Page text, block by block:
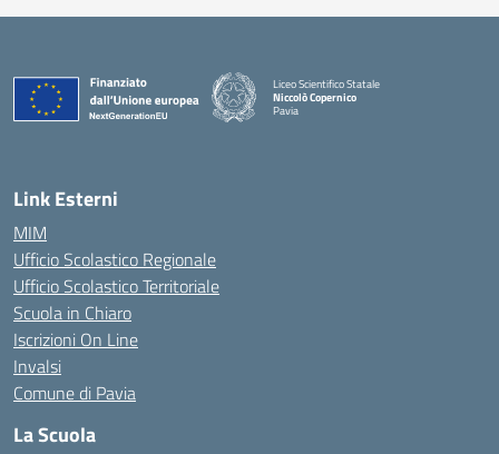
Liceo Scientifico Statale
Niccolò Copernico
Pavia
Link Esterni
MIM
Ufficio Scolastico Regionale
Ufficio Scolastico Territoriale
Scuola in Chiaro
Iscrizioni On Line
Invalsi
Comune di Pavia
La Scuola